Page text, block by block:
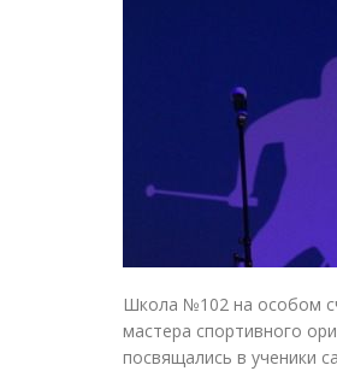
Школа №102 на особом
мастера спортивного
посвящались в ученики